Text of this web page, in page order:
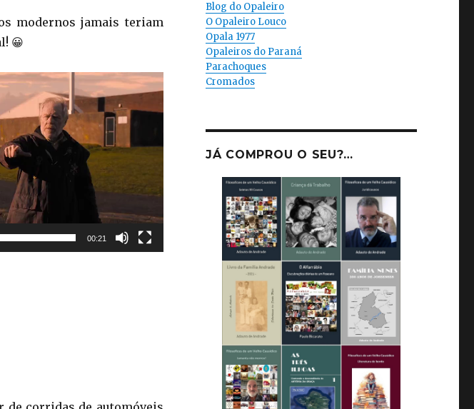
modernos jamais teriam
😀
00:21
Blog do Opaleiro
O Opaleiro Louco
Opala 1977
Opaleiros do Paraná
Parachoques
Cromados
JÁ COMPROU O SEU?…